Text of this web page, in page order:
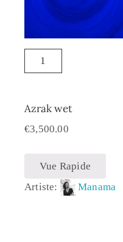
Azrak wet
€3,500.00
Vue Rapide
Artiste:
Manama